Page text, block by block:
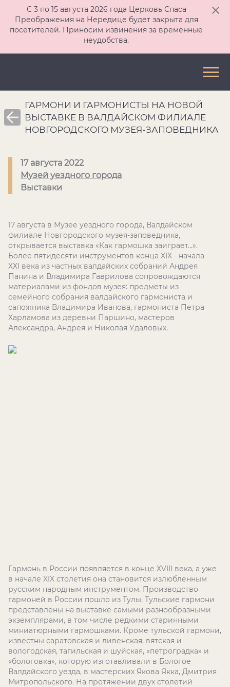
С 3 по 15 августа 2026 года Церковь Спаса
Преображения на Нередице будет закрыта для
посетителей. Приносим извинения за временные
неудобства.
ГАРМОНИ И ГАРМОНИСТЫ НА НОВОЙ
ВЫСТАВКЕ В ВАЛДАЙСКОМ ФИЛИАЛЕ
НОВГОРОДСКОГО МУЗЕЯ-ЗАПОВЕДНИКА
17 августа 2022
Музей уездного города
Выставки
17 августа в Музее уездного города, Валдайском
филиале Новгородского музея-заповедника,
открывается выставка «Как гармошка заиграет…».
Более пятидесяти инструментов конца ХIХ - начала
ХХI века из частных валдайских собраний Андрея
Панина и Владимира Гаврилова сопровождаются
материалами из фондов музея: предметы из
семейного собрания валдайского гармониста и
сапожника Владимира Иванова, гармониста Петра
Харламова из деревни Паршино, мастеров
Александра, Андрея и Николая Удаловых.
Гармонь в России появляется в конце ХVIII века, а уже
в начале XIX столетия она становится излюбленным
русским народным инструментом. Производство
гармоней в России пошло из Тулы. Тульские гармони
представлены на выставке самыми разнообразными
экземплярами, в том числе редкими старинными
миниатюрными гармошками. Кроме тульской гармони,
известны саратовская и ливенская, вятская и
вологодская, тагильская и шуйская, «петроградка» и
«бологовка», которую изготавливали в Бологое
Валдайского уезда, в мастерских Якова Якка, Дмитрия
Митропольского. На протяжении двух столетий